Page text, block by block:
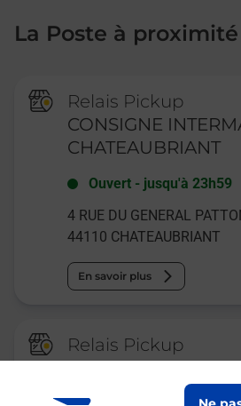
La Poste à proximité
Relais Pickup
CONSIGNE
CHATEAUBRIANT
Ouvert - jusqu'à 23h59
4 RUE DU GENERAL
44110 CHATEAUBRIANT
En savoir plus
Relais Pickup
CONSIGNE
CHATEAUBRIANT